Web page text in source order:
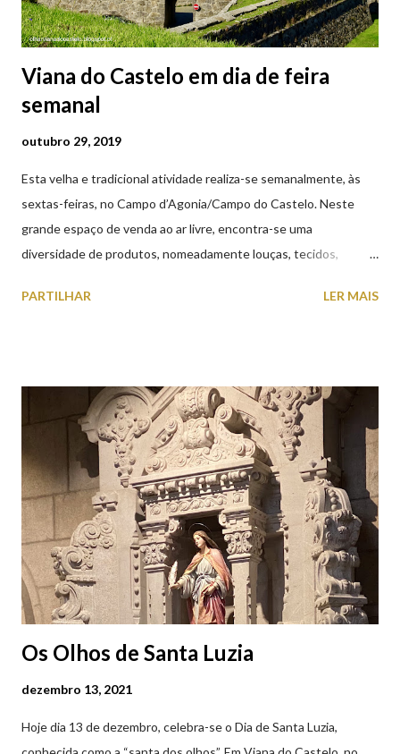
Viana do Castelo em dia de feira
semanal
outubro 29, 2019
Esta velha e tradicional atividade realiza-se semanalmente, às
sextas-feiras, no Campo d’Agonia/Campo do Castelo. Neste
grande espaço de venda ao ar livre, encontra-se uma
diversidade de produtos, nomeadamente louças, tecidos,
cobres entre muitos outros. Horário de funcionamento | Verão
(2019.10.25) Feira Semanal em Viana do Castelo (2019.10.25)
Feira Semanal em Viana do Castelo (2019.10.25) Feira Semanal
em Viana do Castelo (2019.10.25) Feira Semanal em Viana do
Castelo (2019.10.25) Feira Semanal em Viana do Castelo
(2019.10.25)
PARTILHAR LER MAIS
Os Olhos de Santa Luzia
dezembro 13, 2021
Hoje dia 13 de dezembro, celebra-se o Dia de Santa Luzia,